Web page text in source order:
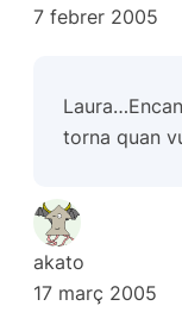
7 febrer 2005
torna quan
akato
17 març 2005